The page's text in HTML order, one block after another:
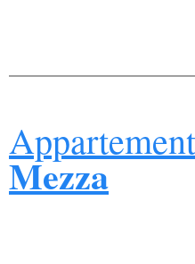
Appartement
Mezza